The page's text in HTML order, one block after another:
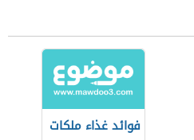
فوائد غذاء ملكات